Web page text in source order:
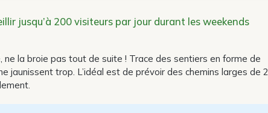
jusqu’à 200 visiteurs par jour durant les weekends
la broie pas tout de suite ! Trace des sentiers en forme de
jaunissent trop. L’idéal est de prévoir des chemins larges de 2